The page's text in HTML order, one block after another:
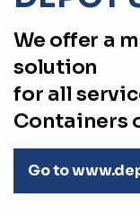
We offer a
solution
for all
Containers
Go to